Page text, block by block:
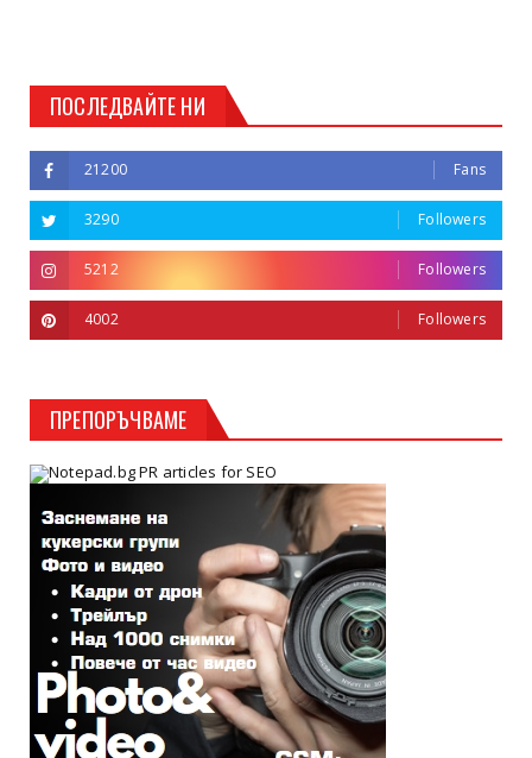
ПОСЛЕДВАЙТЕ НИ
21200 Fans
3290 Followers
5212 Followers
4002 Followers
ПРЕПОРЪЧВАМЕ